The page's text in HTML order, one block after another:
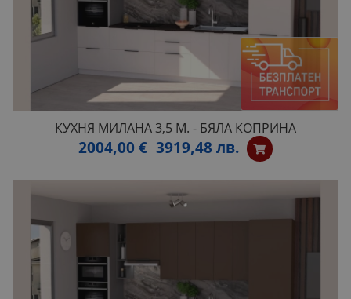
КУХНЯ МИЛАНА 3,5 М. - БЯЛА КОПРИНА
2004,00 € 3919,48 лв.